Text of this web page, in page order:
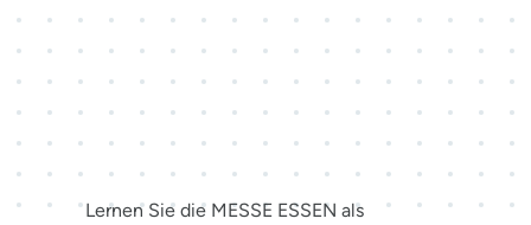
Karriere bei der MESSE
Lernen Sie die MESSE ESSEN als